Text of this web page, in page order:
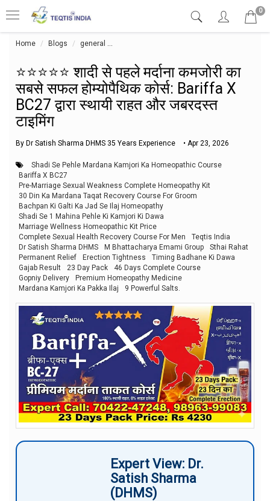
0
Home Blogs general
⭐⭐⭐⭐⭐ शादी से पहले मर्दाना कमजोरी का
सबसे सफल होम्योपैथिक कोर्स: Bariffa X
BC27 द्वारा स्थायी राहत और जबरदस्त
टाइमिंग
By Dr Satish Sharma DHMS 35 Years Experience • Apr 23, 2026
Shadi Se Pehle Mardana Kamjori Ka Homeopathic Course
Bariffa X BC27
Pre-Marriage Sexual Weakness Complete Homeopathy Kit
30 Din Ka Mardana Taqat Recovery Course For Groom
Bachpan Ki Galti Ka Jad Se Ilaj Homeopathy
Shadi Se 1 Mahina Pehle Ki Kamjori Ki Dawa
Marriage Wellness Homeopathic Kit Price
Complete Sexual Health Recovery Course For Men
Teqtis India
Dr Satish Sharma DHMS
M Bhattacharya Emami Group
Sthai Rahat
Permanent Relief
Erection Tightness
Timing Badhane Ki Dawa
Gajab Result
23 Day Pack
46 Days Complete Course
Gopniy Delivery
Premium Homeopathy Medicine
Mardana Kamjori Ka Pakka Ilaj
9 Powerful Salts.
Expert View: Dr.
Satish Sharma
(DHMS)